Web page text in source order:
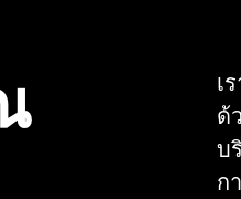
เ
ด้
บ
ก